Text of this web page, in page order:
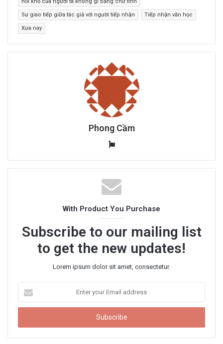
nỗi khổ của người ta không gì bằng chữ tình
Sự giao tiếp giữa tác giả với người tiếp nhận Tiếp nhận văn học
Xưa nay
Phong Cầm
W
b
s
i
e
With Product You Purchase
Subscribe to our mailing list
to get the new updates!
Lorem ipsum dolor sit amet, consectetur.
t
r
y